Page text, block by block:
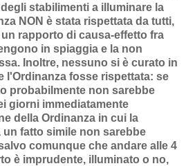
stabilimenti a illuminare la
NON è stata rispettata da tutti,
rapporto di causa-effetto fra
in spiaggia e la non
Inoltre, nessuno si è curato in
l'Ordinanza fosse rispettata: se
probabilmente non sarebbe
giorni immediatamente
della Ordinanza in cui la
fatto simile non sarebbe
comunque che andare alle 4
è imprudente, illuminato o no,